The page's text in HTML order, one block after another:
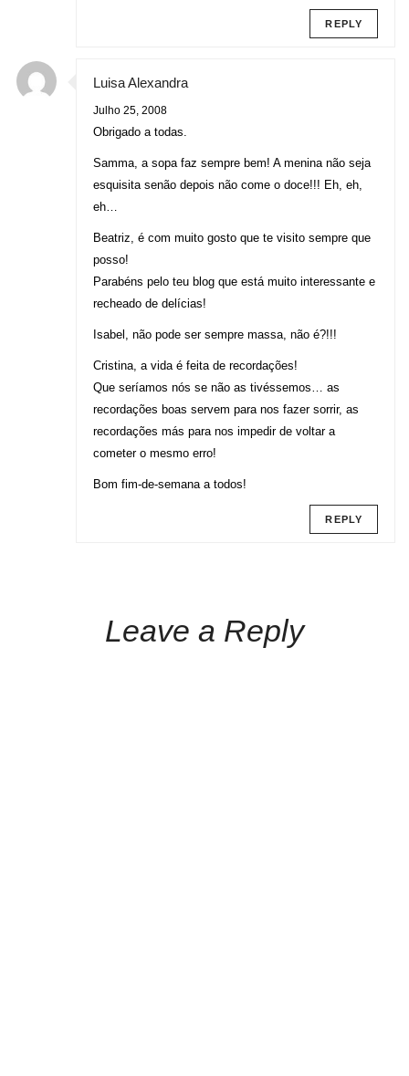
REPLY
Luisa Alexandra
Julho 25, 2008
Obrigado a todas.
Samma, a sopa faz sempre bem! A menina não seja
esquisita senão depois não come o doce!!! Eh, eh,
eh…
Beatriz, é com muito gosto que te visito sempre que
posso!
Parabéns pelo teu blog que está muito interessante e
recheado de delícias!
Isabel, não pode ser sempre massa, não é?!!!
Cristina, a vida é feita de recordações!
Que seríamos nós se não as tivéssemos… as
recordações boas servem para nos fazer sorrir, as
recordações más para nos impedir de voltar a
cometer o mesmo erro!
Bom fim-de-semana a todos!
REPLY
Leave a Reply